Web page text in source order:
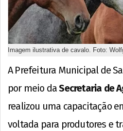
Imagem ilustrativa de cavalo. Foto:
A Prefeitura Municipal de
por meio daSecretaria de
realizou uma capacitação
voltada para produtores e